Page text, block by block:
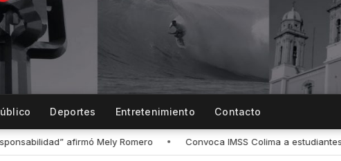
Deportes Entretenimiento Contacto
IMSS Colima a estudiantes a registrarse para recibir atención médica